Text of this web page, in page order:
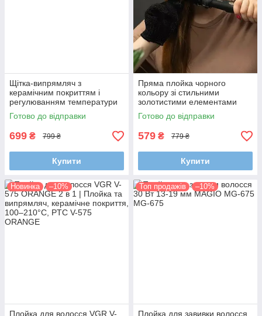
Щітка-випрямляч з
керамічним покриттям і
регулюванням температури
Ardesto HSB-621
Готово до відправки
699 ₴ 799 ₴
Купити
Пряма плойка чорного
кольору зі стильними
золотистими елементами
Ardesto HC-730G
Готово до відправки
579 ₴ 779 ₴
Купити
Новинка –10%
Плойка для волосся VGR V-
Топ продажів –10%
Плойка для завивки волосся